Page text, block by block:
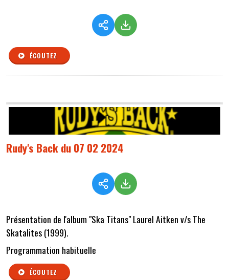
ÉCOUTEZ
Rudy's Back du 07 02 2024
Présentation de l'album "Ska Titans" Laurel Aitken v/s The
Skatalites (1999).
Programmation habituelle
ÉCOUTEZ